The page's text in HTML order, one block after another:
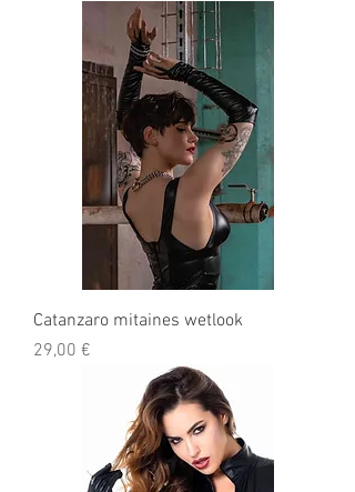
Catanzaro mitaines wetlook
Prix
29,00 €